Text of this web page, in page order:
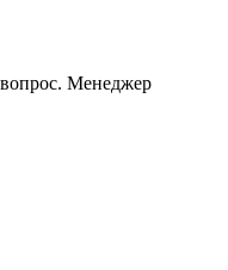
вопрос. Менеджер